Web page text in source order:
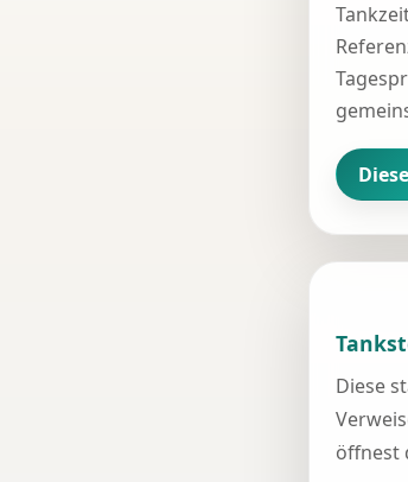
Diese
öffnest